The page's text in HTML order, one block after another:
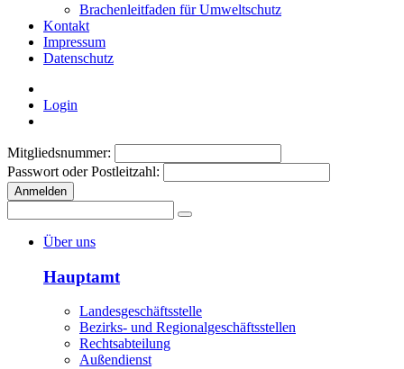
Brachenleitfaden für Umweltschutz
Kontakt
Impressum
Datenschutz
Login
Mitgliedsnummer:
Passwort oder Postleitzahl:
Anmelden
Über uns
Hauptamt
Landesgeschäftsstelle
Bezirks- und Regionalgeschäftsstellen
Rechtsabteilung
Außendienst